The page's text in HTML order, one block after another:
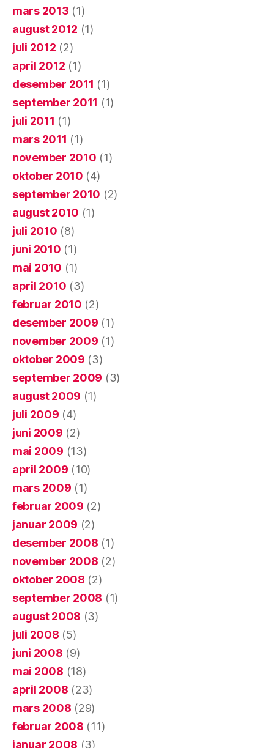
mars 2013 (1)
august 2012 (1)
juli 2012 (2)
april 2012 (1)
desember 2011 (1)
september 2011 (1)
juli 2011 (1)
mars 2011 (1)
november 2010 (1)
oktober 2010 (4)
september 2010 (2)
august 2010 (1)
juli 2010 (8)
juni 2010 (1)
mai 2010 (1)
april 2010 (3)
februar 2010 (2)
desember 2009 (1)
november 2009 (1)
oktober 2009 (3)
september 2009 (3)
august 2009 (1)
juli 2009 (4)
juni 2009 (2)
mai 2009 (13)
april 2009 (10)
mars 2009 (1)
februar 2009 (2)
januar 2009 (2)
desember 2008 (1)
november 2008 (2)
oktober 2008 (2)
september 2008 (1)
august 2008 (3)
juli 2008 (5)
juni 2008 (9)
mai 2008 (18)
april 2008 (23)
mars 2008 (29)
februar 2008 (11)
januar 2008 (3)